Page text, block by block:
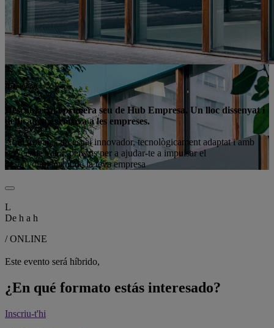
Hub Empresa València
Descobreix la primera seu de Hub Empresa. Un lloc dissenyat i
dedicat en exclusiva a les empreses.
Aquí trobaràs un espai innovador, tecnològicament adaptat i amb
serveis de valor, pensats per a ajudar-te a impulsar el
desenvolupament de la teva empresa
L
De h a h
/ ONLINE
Este evento será híbrido,
¿En qué formato estás interesado?
Inscriu-t'hi